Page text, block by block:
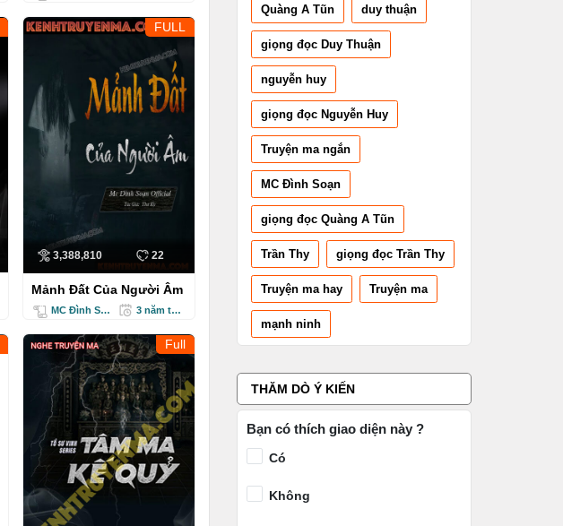
FULL
3,388,810 22
Mảnh Đất Của Người Âm
MC Đình Soạn 3 năm trước
Full
Quàng A Tũn duy thuận
giọng đọc Duy Thuận
nguyễn huy
giọng đọc Nguyễn Huy
Truyện ma ngắn
MC Đình Soạn
giọng đọc Quàng A Tũn
Trần Thy giọng đọc Trần Thy
Truyện ma hay Truyện ma
mạnh ninh
THĂM DÒ Ý KIẾN
Bạn có thích giao diện này ?
Có
Không